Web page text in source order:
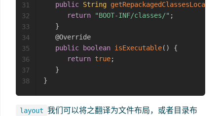
public String getRepackagedClassesLocation
return
"BOOT-INF/classes/" ;
}
@Override
public
boolean isExecutable( )
{
return true;
}
}
31
32
33
34
35
36
37
38
layout 我们可以将之翻译为文件布局，或者目录布